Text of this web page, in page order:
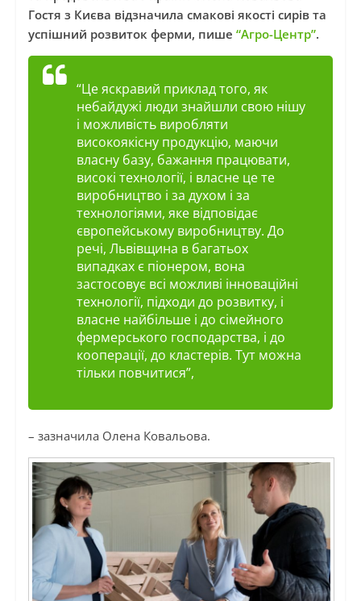
Гостя з Києва відзначила смакові якості сирів та
успішний розвиток ферми, пише “Агро-Центр”.
“Це яскравий приклад того, як
небайдужі люди знайшли свою нішу
і можливість виробляти
високоякісну продукцію, маючи
власну базу, бажання працювати,
високі технології, і власне це те
виробництво і за духом і за
технологіями, яке відповідає
європейському виробництву. До
речі, Львівщина в багатьох
випадках є піонером, вона
застосовує всі можливі інноваційні
технології, підходи до розвитку, і
власне найбільше і до сімейного
фермерського господарства, і до
кооперації, до кластерів. Тут можна
тільки повчитися”,
– зазначила Олена Ковальова.